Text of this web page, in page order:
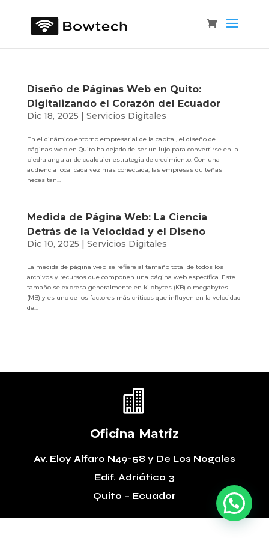
Diseño de Páginas Web en Quito:
Digitalizando el Corazón del Ecuador
Dic 18, 2025 | Servicios Digitales
En el dinámico entorno empresarial de la capital, el diseño de
páginas web en Quito ha dejado de ser un lujo para convertirse en la
piedra angular de cualquier estrategia de crecimiento. Con una
audiencia local cada vez más conectada, las empresas quiteñas
necesitan...
Medida de Página Web: La Ciencia
Detrás de la Velocidad y el Diseño
Dic 10, 2025 | Servicios Digitales
La medida de página web se refiere al tamaño total de todos los
archivos y recursos que componen una página web específica. Este
tamaño se expresa generalmente en kilobytes (KB) o megabytes
(MB) y es uno de los factores más críticos que influyen en la velocidad
de...

Oficina Matriz
Av. Eloy Alfaro N49-58 y De Los Nogales
Edif. Adriático 3
Quito – Ecuador